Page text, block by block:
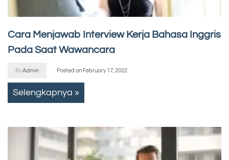
Cara Menjawab Interview Kerja Bahasa Inggris
Pada Saat Wawancara
ByAdmin Posted on February 17, 2022
Selengkapnya »